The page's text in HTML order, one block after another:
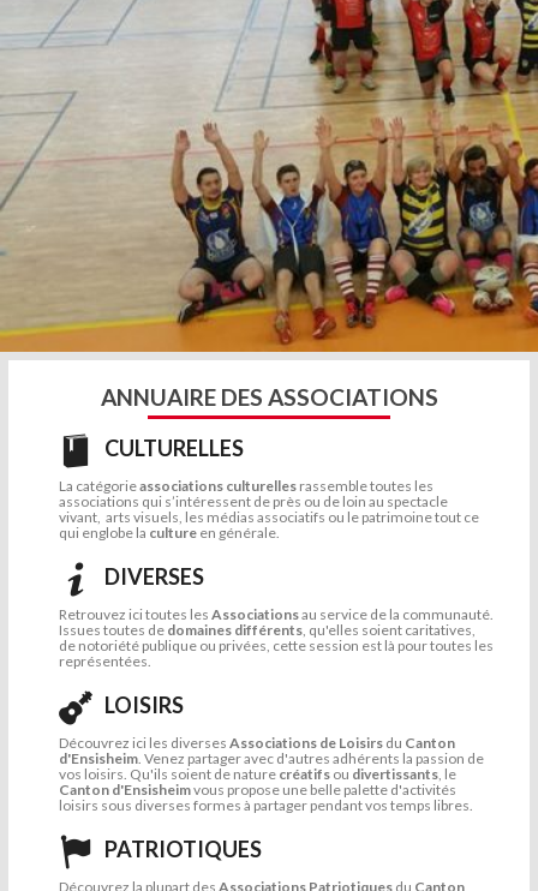
ANNUAIRE DES ASSOCIATIONS
CULTURELLES
La catégorieassociations culturelles rassemble toutes les
associations qui s’intéressent de près ou de loin au spectacle
vivant, arts visuels, les médias associatifs ou le patrimoine tout ce
qui englobe la culture en générale.
DIVERSES
Retrouvez ici toutes les Associationsau service de la communauté.
Issues toutes de domaines différents , qu'elles soient caritatives,
de notoriété publique ou privées, cette session est là pour toutes les
représentées.
LOISIRS
Découvrez ici les diverses Associations de Loisirs du Canton
d'Ensisheim . Venez partager avec d'autres adhérents la passion de
vos loisirs. Qu'ils soient de nature créatifs ou divertissants , le
Canton d'Ensisheimvous propose une belle palette d'activités
loisirs sous diverses formes à partager pendant vos temps libres.
PATRIOTIQUES
Découvrez la plupart des Associations Patriotiques du Canton